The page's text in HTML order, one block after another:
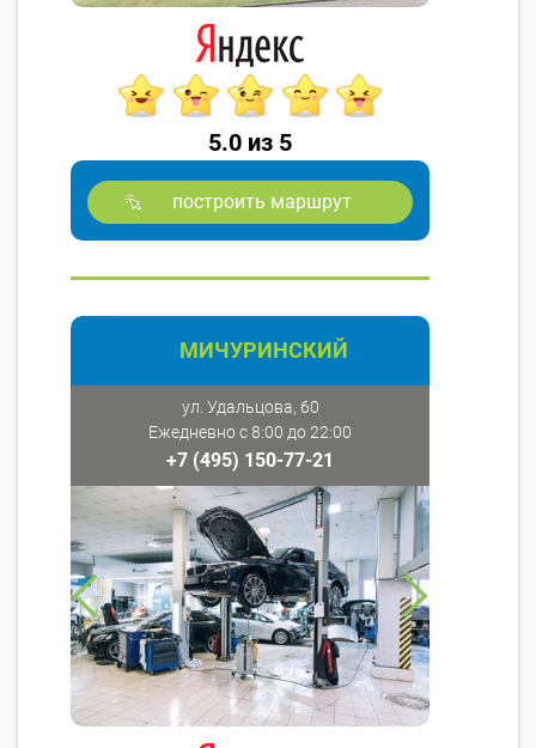
5.0 из 5
построить маршрут
МИЧУРИНСКИЙ
ул. Удальцова, 60
Ежедневно с 8:00 до 22:00
+7 (495) 150-77-21